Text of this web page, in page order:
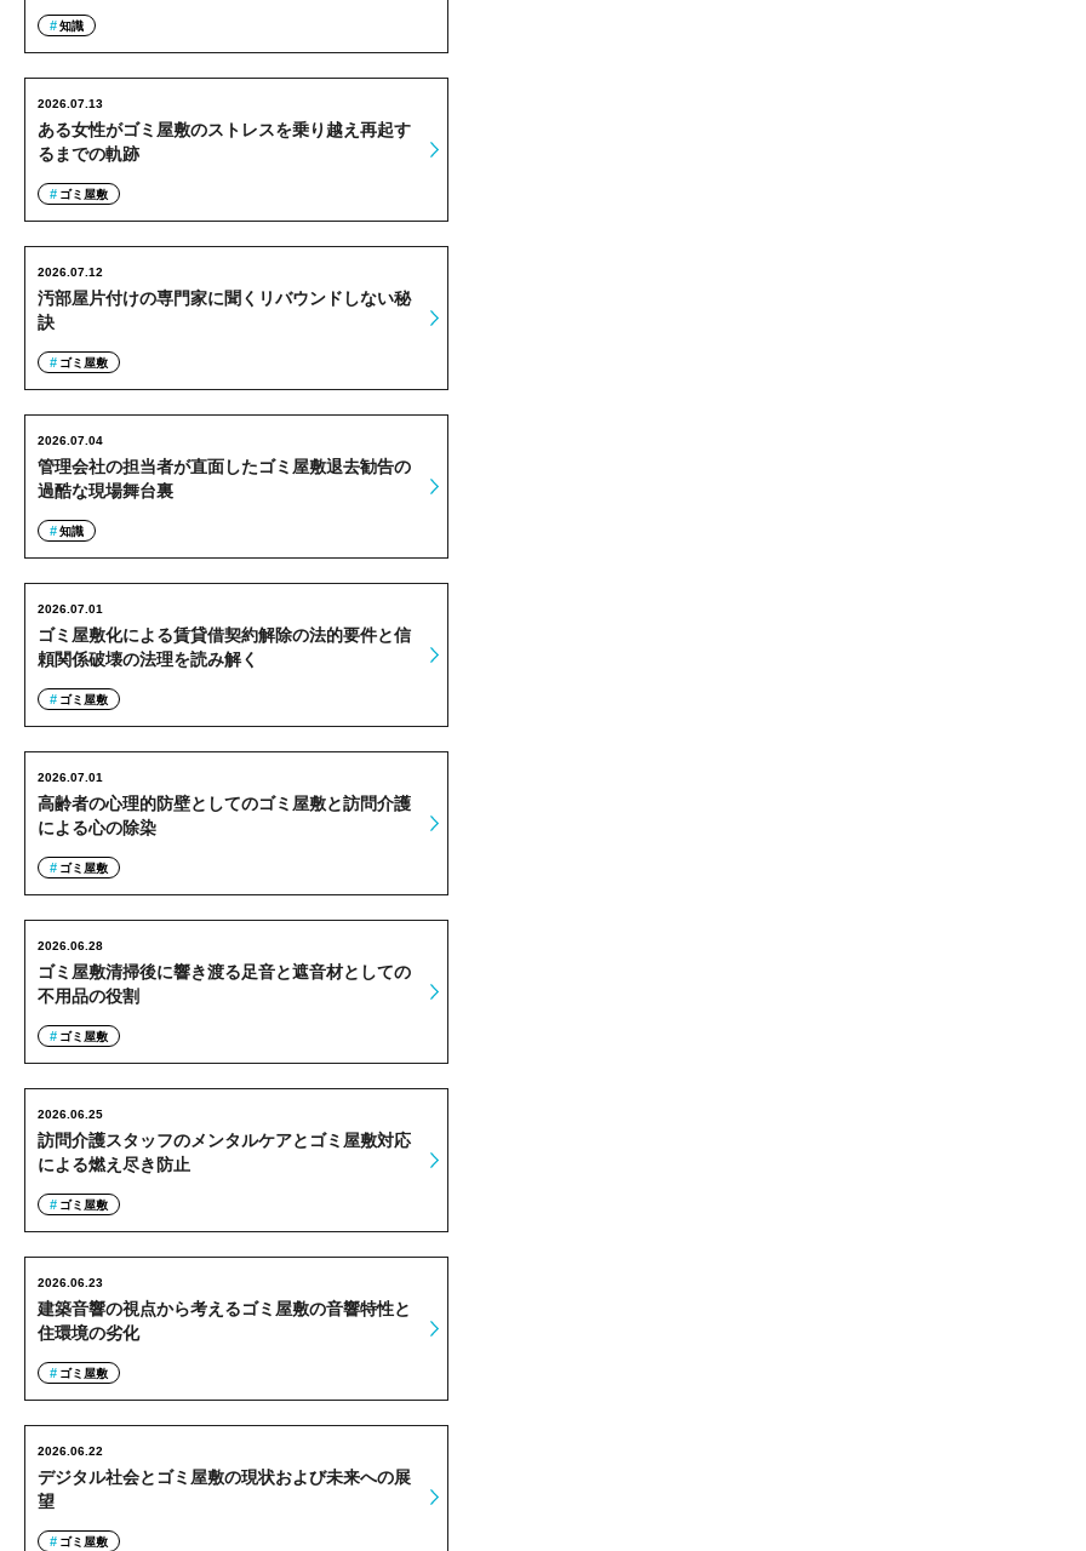
知識
ある女性がゴミ屋敷のストレスを乗り越え再起す
るまでの軌跡
2026.07.13
ゴミ屋敷
汚部屋片付けの専門家に聞くリバウンドしない秘
訣
2026.07.12
ゴミ屋敷
管理会社の担当者が直面したゴミ屋敷退去勧告の
過酷な現場舞台裏
2026.07.04
知識
ゴミ屋敷化による賃貸借契約解除の法的要件と信
頼関係破壊の法理を読み解く
2026.07.01
ゴミ屋敷
高齢者の心理的防壁としてのゴミ屋敷と訪問介護
による心の除染
2026.07.01
ゴミ屋敷
ゴミ屋敷清掃後に響き渡る足音と遮音材としての
不用品の役割
2026.06.28
ゴミ屋敷
訪問介護スタッフのメンタルケアとゴミ屋敷対応
による燃え尽き防止
2026.06.25
ゴミ屋敷
建築音響の視点から考えるゴミ屋敷の音響特性と
住環境の劣化
2026.06.23
ゴミ屋敷
デジタル社会とゴミ屋敷の現状および未来への展
望
2026.06.22
ゴミ屋敷